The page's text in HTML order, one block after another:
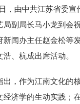
由中共江苏省委宣传
局副局长马小龙到会
新闻办主任赵金松等
、杭成出席活动。
作为江南文化的核
经济学的生动实践；